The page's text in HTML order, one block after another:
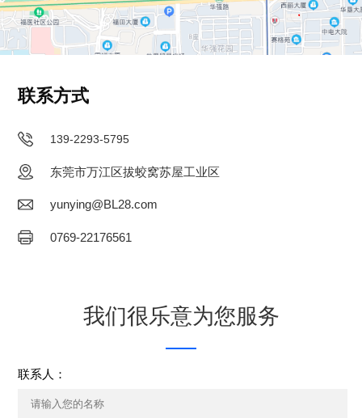
联系方式
139-2293-5795
东莞市万江区拔蛟窝苏屋工业区
yunying@BL28.com
0769-22176561
我们很乐意为您服务
联系人：